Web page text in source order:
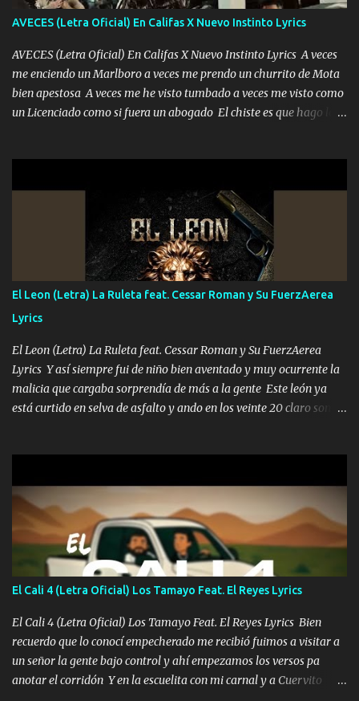
AVECES (Letra Oficial) En Califas X Nuevo Instinto Lyrics
AVECES (Letra Oficial) En Califas X Nuevo Instinto Lyrics A veces
me enciendo un Marlboro a veces me prendo un churrito de Mota
bien apestosa A veces me he visto tumbado a veces me visto como
un Licenciado como si fuera un abogado El chiste es que hago lo
corriente no quieren verte subir de level trucha mis plebes Música
A veces me pongo un sombrero a veces me ven la cachucha de lado
con la mirada siempre en alto A veces me fajó una super o a veces
me fajó una Glock siempre armado todas las generaciones yo
traigo El chiste es que hago lo que quiero pues así soy me mandó
yo tengo el control a todos yo les paro el dedo soy hocicon un
malcriado un malandrón Que Les importa no saben nada falsas
las risas las que me miran hay gente corriente no quieren ve...
El Leon (Letra) La Ruleta feat. Cessar Roman y Su FuerzAerea
Lyrics
El Leon (Letra) La Ruleta feat. Cessar Roman y Su FuerzAerea
Lyrics Y así siempre fui de niño bien aventado y muy ocurrente la
malicia que cargaba sorprendía de más a la gente Este león ya
está curtido en selva de asfalto y ando en los veinte 20 claro son
pa más pues hay charola les voy a dar hasta topar pues no hay de
otra Música Surcando bien mi camino voy por mi línea no veo a
los lados aquel que no corre vuela no se me duerm voy chicoteado
Ya pasé varias hazañas ya tienen rato que me agarran el colmillo
de este León los estatales no sé esperaron Al tiro esta la PrimiZa
también la nueve que cargo al lado doy la mano al que su amigo y
al traicionero damos pa abajo Y No me paran aquí hay pa más
pues hay charola les voy a dar hasta topar pues no hay de otra...
El Cali 4 (Letra Oficial) Los Tamayo Feat. El Reyes Lyrics
El Cali 4 (Letra Oficial) Los Tamayo Feat. El Reyes Lyrics Bien
recuerdo que lo conocí empecherado me recibió fuimos a visitar a
un señor la gente bajo control y ahí empezamos los versos pa
anotar el corridón Y en la escuelita con mi carnal y a Cuervito